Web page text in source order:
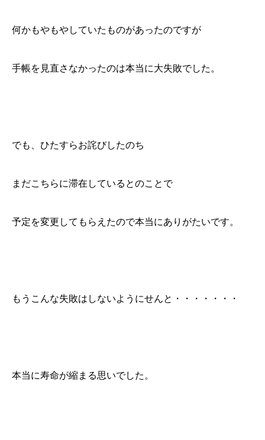
何かもやもやしていたものがあったのですが
手帳を見直さなかったのは本当に大失敗でした。
でも、ひたすらお詫びしたのち
まだこちらに滞在しているとのことで
予定を変更してもらえたので本当にありがたいです。
もうこんな失敗はしないようにせんと・・・・・・・
本当に寿命が縮まる思いでした。